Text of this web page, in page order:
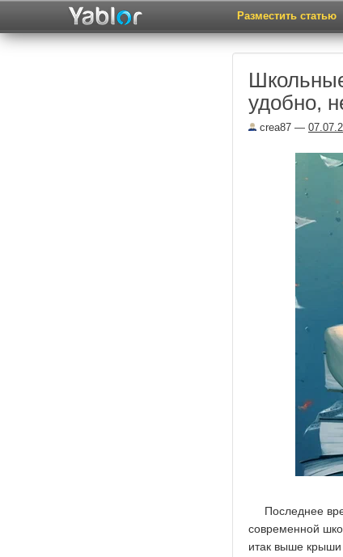
Разместить статью
удобно,
crea87 —
Последнее
современной
итак выше крыши